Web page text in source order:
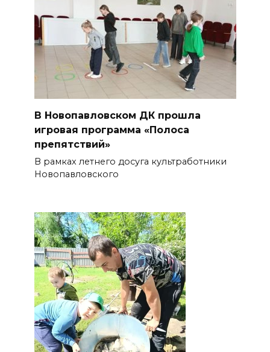
В Новопавловском ДК прошла
игровая программа «Полоса
препятствий»
В рамках летнего досуга культработники
Новопавловского